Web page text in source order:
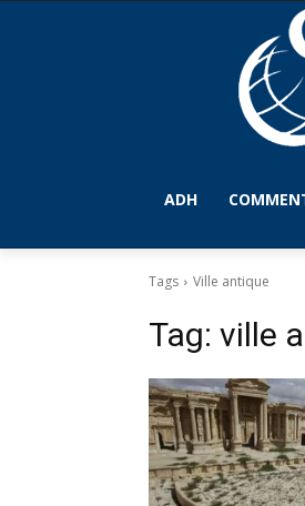
ADH
Tags Ville antique
Tag:ville